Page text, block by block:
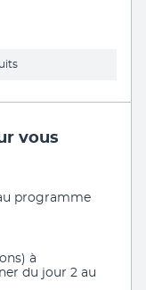
vous
programme
à
du jour 2 au